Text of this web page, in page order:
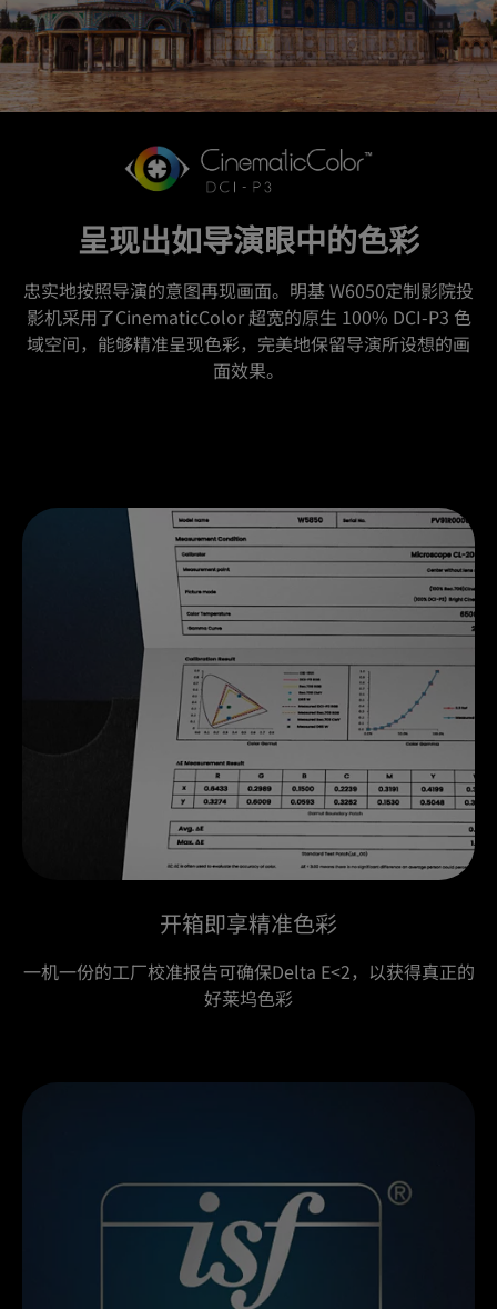
呈现出如导演眼中的色彩
忠实地按照导演的意图再现画面。明基 W6050定制影院投
影机采用了CinematicColor 超宽的原生 100% DCI-P3 色
域空间，能够精准呈现色彩，完美地保留导演所设想的画
面效果。
开箱即享精准色彩
一机一份的工厂校准报告可确保Delta E<2，以获得真正的
好莱坞色彩